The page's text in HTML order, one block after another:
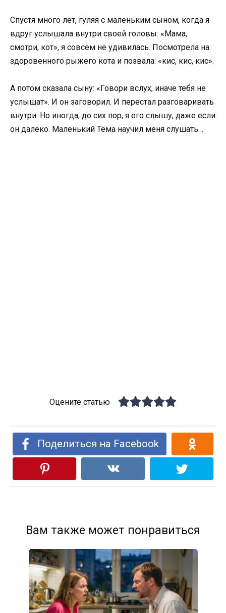
Спустя много лет, гуляя с маленьким сыном, когда я
вдруг услышала внутри своей головы: «Мама,
смотри, кот», я совсем не удивилась. Посмотрела на
здоровенного рыжего кота и позвала: «кис, кис, кис».
А потом сказала сыну: «Говори вслух, иначе тебя не
услышат». И он заговорил. И перестал разговаривать
внутри. Но иногда, до сих пор, я его слышу, даже если
он далеко. Маленький Тёма научил меня слушать…
Оцените статью
Поделиться на Facebook
Вам также может понравиться